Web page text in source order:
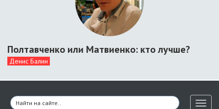
Полтавченко или Матвиенко: кто лучше?
Денис Балин